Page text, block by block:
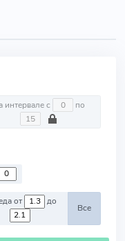
На интервале с по
Победа от до
Все